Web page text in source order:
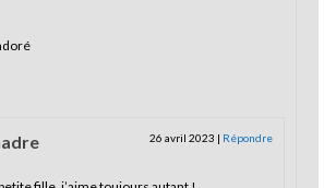
26 avril 2023 | Répondre